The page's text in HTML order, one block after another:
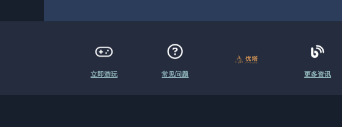
立即游玩 常见问题 更多资讯